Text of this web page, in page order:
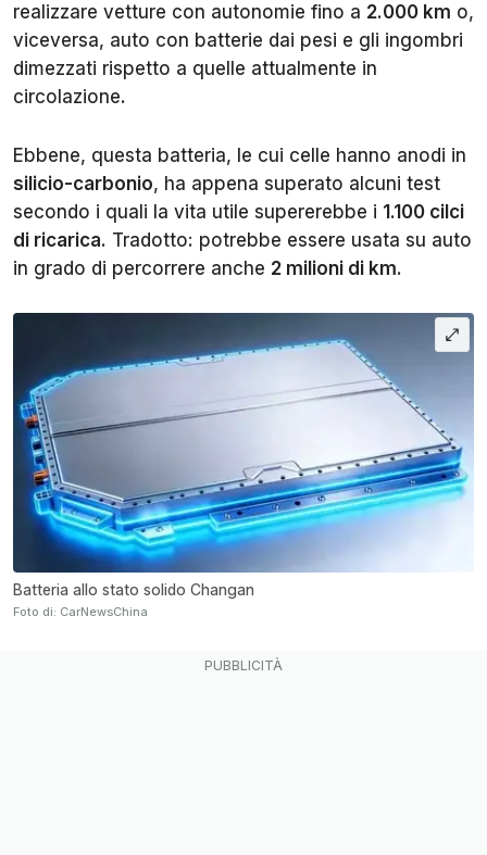
realizzare vetture con autonomie fino a 2.000 km o,
viceversa, auto con batterie dai pesi e gli ingombri
dimezzati rispetto a quelle attualmente in
circolazione.
Ebbene, questa batteria, le cui celle hanno anodi in
silicio-carbonio, ha appena superato alcuni test
secondo i quali la vita utile supererebbe i 1.100 cilci
di ricarica. Tradotto: potrebbe essere usata su auto
in grado di percorrere anche 2 milioni di km.
Batteria allo stato solido Changan
Foto di: CarNewsChina